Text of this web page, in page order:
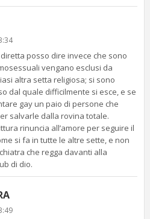
posso dire invece che sono
vengano esclusi da
altra setta religiosa; si sono
dal quale difficilmente si esce, e se
gay un paio di persone che
salvarle dalla rovina totale.
rinuncia all’amore per seguire il
si fa in tutte le altre sette, e non
che regga davanti alla
di dio.